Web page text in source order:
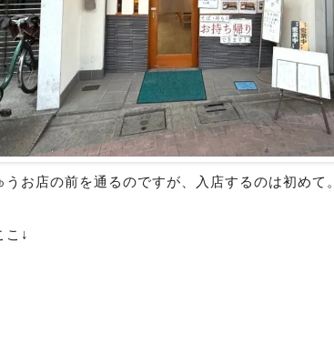
うお店の前を通るのですが、入店するのは初めて。
こ↓